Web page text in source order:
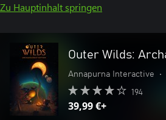
Zu Hauptinhalt springen
Outer Wilds:
Annapurna Interactive •
194
39,99 €+